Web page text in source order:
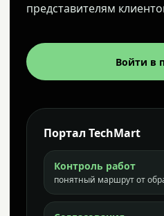
представителям
Войти в
Портал TechMart
Контроль работ
понятный маршрут от